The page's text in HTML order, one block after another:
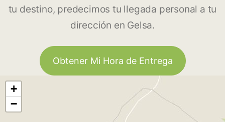
tu destino, predecimos tu llegada personal a tu
dirección en Gelsa.
Obtener Mi Hora de Entrega
+
−